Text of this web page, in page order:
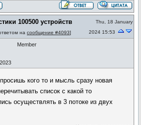
100500 устройств
на сообщение #4093]
Thu, 18 January
2024 15:53
Member
кого то и мысль сразу новая
список с какой то
осуществлять в 3 потоке из двух